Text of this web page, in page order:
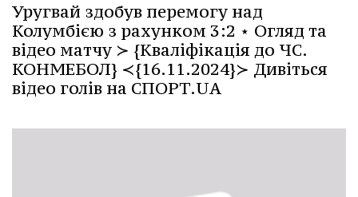
Уругвай здобув перемогу над
Колумбією з рахунком 3:2 ⋆ Огляд та
відео матчу ≻ {Кваліфікація до ЧС.
КОНМЕБОЛ} ≺{16.11.2024}≻ Дивіться
відео голів на СПОРТ.UA